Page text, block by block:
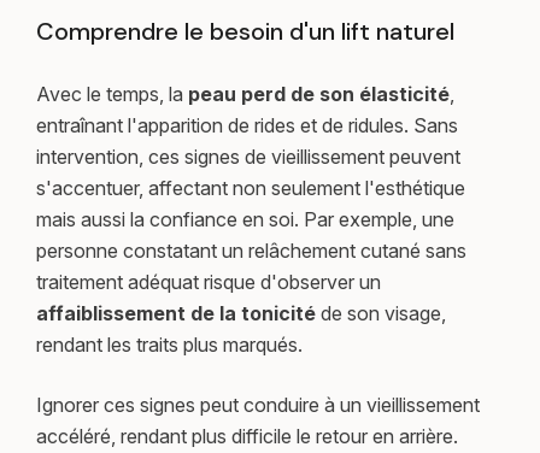
Comprendre le besoin d'un lift naturel
Avec le temps, la peau perd de son élasticité,
entraînant l'apparition de rides et de ridules. Sans
intervention, ces signes de vieillissement peuvent
s'accentuer, affectant non seulement l'esthétique
mais aussi la confiance en soi. Par exemple, une
personne constatant un relâchement cutané sans
traitement adéquat risque d'observer un
affaiblissement de la tonicitéde son visage,
rendant les traits plus marqués.
Ignorer ces signes peut conduire à un vieillissement
accéléré, rendant plus difficile le retour en arrière.